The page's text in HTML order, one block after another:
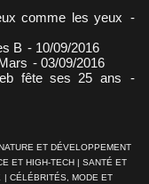
comme les yeux -
B - 10/09/2016
- 03/09/2016
fête ses 25 ans
-
ET DÉVELOPPEMENT
ET HIGH-TECH | SANTÉ ET
| CÉLÉBRITÉS, MODE ET